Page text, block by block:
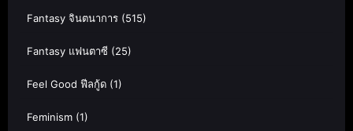
Fantasy จินตนาการ (515)
Fantasy แฟนตาซี (25)
Feel Good ฟีลกู้ด (1)
Feminism (1)